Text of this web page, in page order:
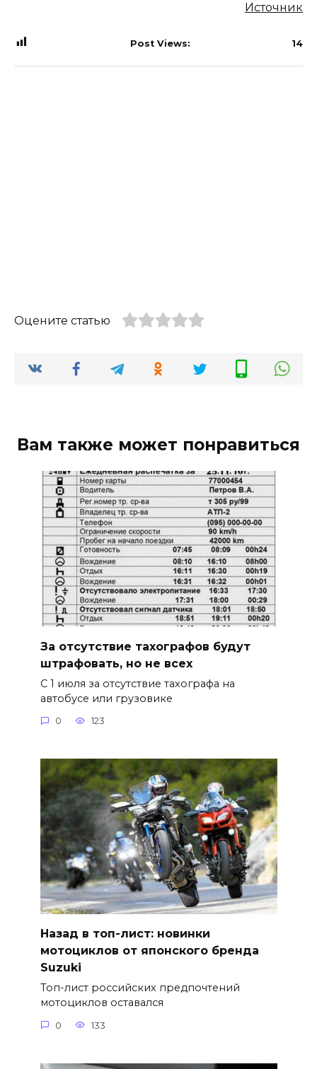
Источник
Post Views: 14
Оцените статью
Вам также может понравиться
За отсутствие тахографов будут
штрафовать, но не всех
С 1 июля за отсутствие тахографа на
автобусе или грузовике
0 123
Назад в топ-лист: новинки
мотоциклов от японского бренда
Suzuki
Топ-лист российских предпочтений
мотоциклов оставался
0 133